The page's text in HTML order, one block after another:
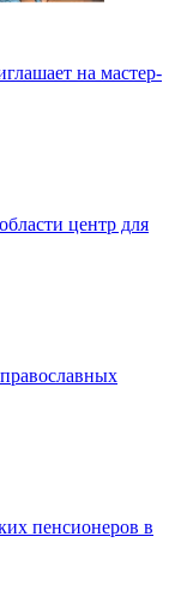
на мастер-
центр для
пенсионеров в